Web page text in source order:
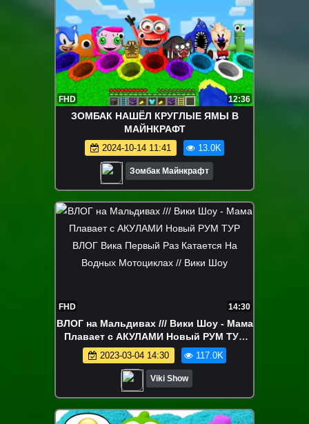
FHD 12:36
ЗОМБАК НАШЁЛ КРУГЛЫЕ ЯМЫ В
МАЙНКРАФТ
2024-10-14 11:41 13.0K
Зомбак Майнкрафт
FHD 14:30
ВЛОГ на Мальдивах /// Вики Шоу - Мама
Плавает с АКУЛАМИ Новый РУМ ТУР
ВЛОГ Вика Первый Раз Катается На
Водных Мотоциклах // Вики Шоу
2023-03-04 14:30 117.0K
Viki Show